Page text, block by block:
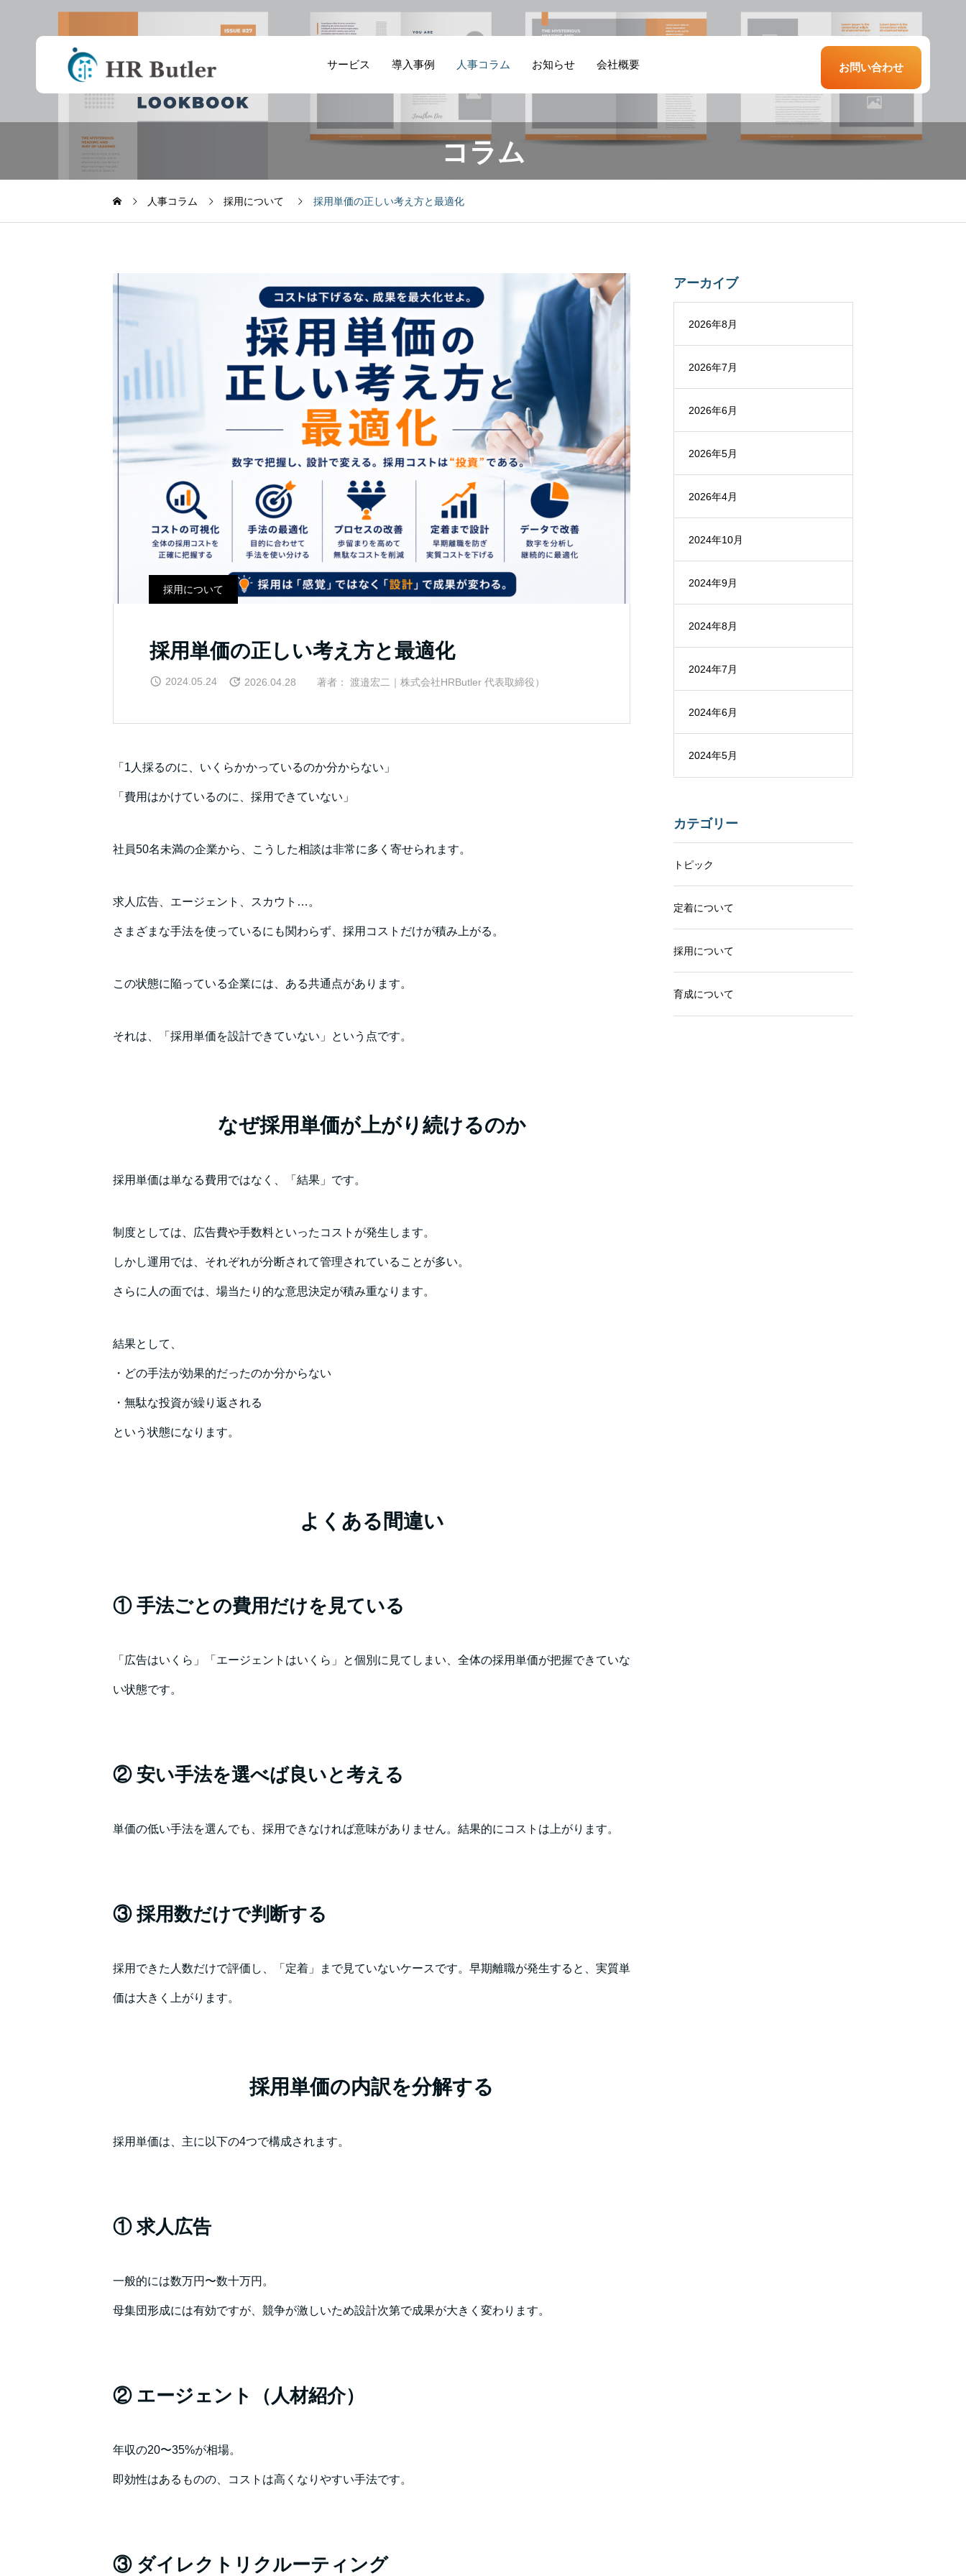
サービス 導入事例 人事コラム お知らせ 会社概要 お問い合わせ
事業承継後の評価
が楽になった
製造業の技術者採
用支援
サービス業での
早期離職が起きる
会社の共通点
コラム
人事コラム 採用について 採用単価の正しい考え方と最適化
採用について
採用単価の正しい考え方と最適化
2024.05.24 2026.04.28 著者： 渡邉宏二｜株式会社HRButler 代表取締役）
「1人採るのに、いくらかかっているのか分からない」
「費用はかけているのに、採用できていない」
社員50名未満の企業から、こうした相談は非常に多く寄せられます。
求人広告、エージェント、スカウト…。
さまざまな手法を使っているにも関わらず、採用コストだけが積み上がる。
この状態に陥っている企業には、ある共通点があります。
それは、「採用単価を設計できていない」という点です。
なぜ採用単価が上がり続けるのか
採用単価は単なる費用ではなく、「結果」です。
制度としては、広告費や手数料といったコストが発生します。
しかし運用では、それぞれが分断されて管理されていることが多い。
さらに人の面では、場当たり的な意思決定が積み重なります。
結果として、
・どの手法が効果的だったのか分からない
・無駄な投資が繰り返される
という状態になります。
よくある間違い
① 手法ごとの費用だけを見ている
「広告はいくら」「エージェントはいくら」と個別に見てしまい、全体の採用単価が把握できていな
い状態です。
② 安い手法を選べば良いと考える
単価の低い手法を選んでも、採用できなければ意味がありません。結果的にコストは上がります。
③ 採用数だけで判断する
採用できた人数だけで評価し、「定着」まで見ていないケースです。早期離職が発生すると、実質単
価は大きく上がります。
採用単価の内訳を分解する
採用単価は、主に以下の4つで構成されます。
① 求人広告
一般的には数万円〜数十万円。
母集団形成には有効ですが、競争が激しいため設計次第で成果が大きく変わります。
② エージェント（人材紹介）
年収の20〜35%が相場。
即効性はあるものの、コストは高くなりやすい手法です。
③ ダイレクトリクルーティング
アーカイブ
2026年8月
2026年7月
2026年6月
2026年5月
2026年4月
2024年10月
2024年9月
2024年8月
2024年7月
2024年6月
2024年5月
カテゴリー
トピック
定着について
採用について
育成について